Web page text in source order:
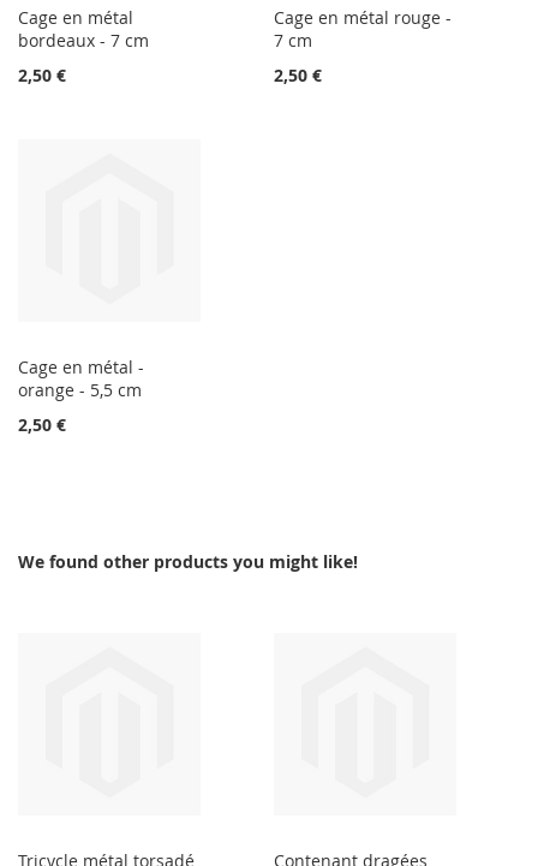
Cage en métal
bordeaux - 7 cm
2,50 €
Cage en métal rouge -
7 cm
2,50 €
Cage en métal -
orange - 5,5 cm
2,50 €
We found other products you might like!
Tricycle métal torsadé Contenant dragées